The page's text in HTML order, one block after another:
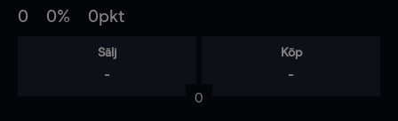
0 0% 0pkt
Sälj
-
Köp
-
0